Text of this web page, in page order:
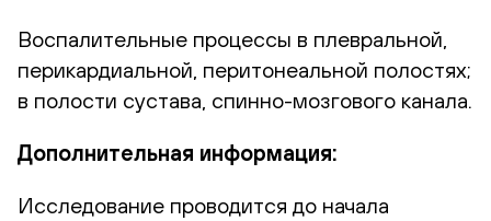
Воспалительные процессы в плевральной,
перикардиальной, перитонеальной полостях;
в полости сустава, спинно-мозгового канала.
Дополнительная информация:
Исследование проводится до начала